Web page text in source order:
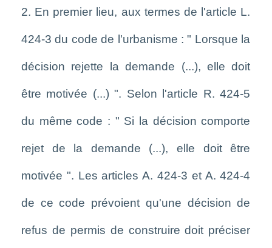
2. En premier lieu, aux termes de l'article L.
424-3 du code de l'urbanisme : " Lorsque la
décision rejette la demande (...), elle doit
être motivée (...) ". Selon l'article R. 424-5
du même code : " Si la décision comporte
rejet de la demande (...), elle doit être
motivée ". Les articles A. 424-3 et A. 424-4
de ce code prévoient qu'une décision de
refus de permis de construire doit préciser